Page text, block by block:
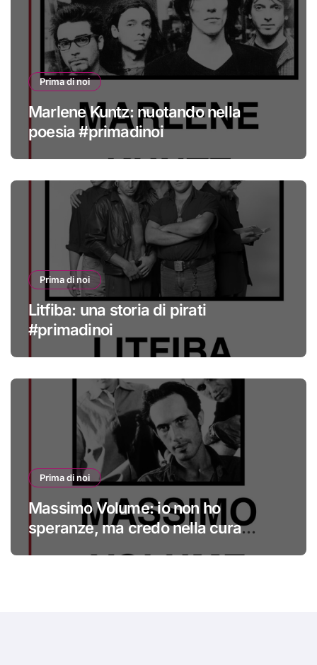
Prima di noi
Marlene Kuntz: nuotando nella
poesia #primadinoi
Prima di noi
Litfiba: una storia di pirati
#primadinoi
Prima di noi
Massimo Volume: io non ho
speranze, ma credo nella cura